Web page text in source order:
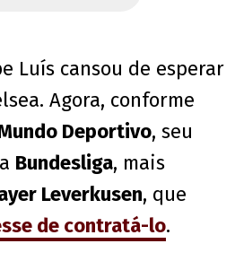
Luís cansou de esperar
Agora, conforme
Deportivo, seu
Bundesliga, mais
Leverkusen, que
de contratá-lo.